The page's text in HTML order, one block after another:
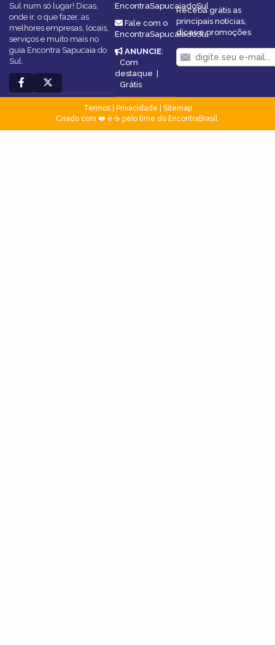
Sul num só lugar! Dicas,
onde ir, o que fazer, as
melhores empresas, locais,
serviços e muito mais no
guia Encontra Sapucaia do
Sul.
EncontraSapucaiadoSul
Fale com o
EncontraSapucaiadoSul
ANUNCIE:
Com
destaque
Grátis
Receba grátis as
principais notícias,
dicas e promoções
Termos| Privacidade
Sitemap
Criado com ❤️ e ☕ pelo time do EncontraBrasil